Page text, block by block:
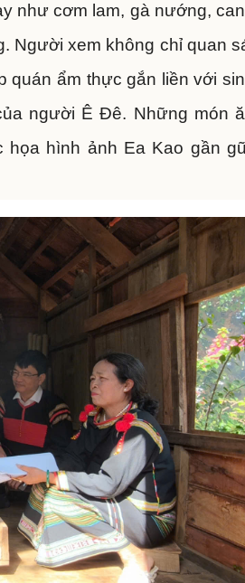
như cơm lam, gà nướng,
Người xem không chỉ quan
quán ẩm thực gắn liền với
người Ê Đê. Những món
hình ảnh Ea Kao gần